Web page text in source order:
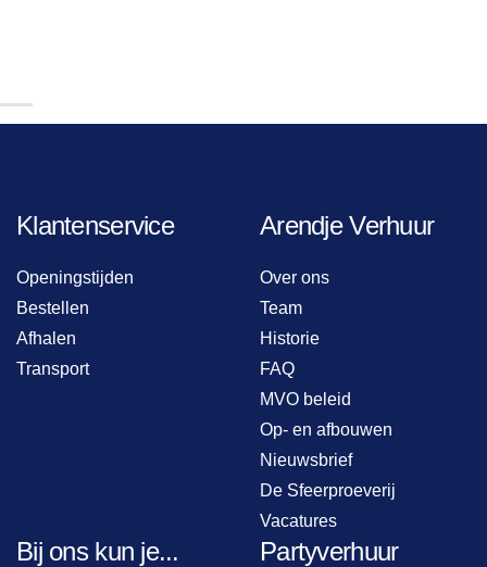
Klantenservice
Openingstijden
Bestellen
Afhalen
Transport
Arendje Verhuur
Over ons
Team
Historie
FAQ
MVO beleid
Op- en afbouwen
Nieuwsbrief
De Sfeerproeverij
Vacatures
Bij ons kun je... Partyverhuur